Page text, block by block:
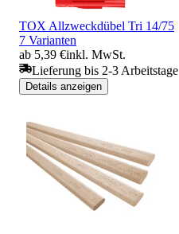
TOX Allzweckdübel Tri 14/75
7 Varianten
ab 5,39 €inkl. MwSt.
Lieferung bis 2-3 Arbeitstage
Details anzeigen